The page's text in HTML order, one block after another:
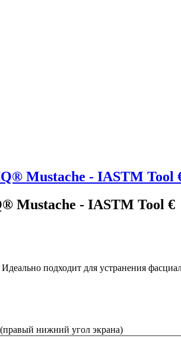
Mustache - IASTM Tool €
подходит для устранения
нижний угол экрана)